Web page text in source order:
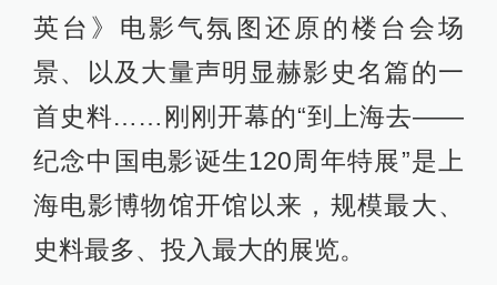
英台》电影气氛图还原的楼台会场
景、以及大量声明显赫影史名篇的一
首史料……刚刚开幕的“到上海去——
纪念中国电影诞生120周年特展”是上
海电影博物馆开馆以来，规模最大、
史料最多、投入最大的展览。